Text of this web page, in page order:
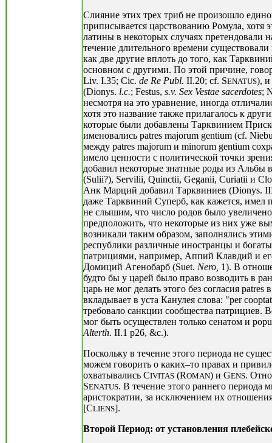
Слияние этих трех триб не произошло
приписывается царствованию Ромула, хотя
латины в некоторых случаях претендовали
течение длительного времени
как две другие вплоть до того, как
основном с другими. По этой причине,
Liv. I.35; Cic. de Re Publ. II.20; cf. SENATUS), и
(Dionys. l.c.; Festus, s.v. Sex Vestae sacerdotes;
несмотря на это уравнение, иногда
хотя это название также прилагалось к
которые были добавлены Тарквинием
именовались patres majorum gentium (cf.
между patres majorum и minorum gentium
имело ценности с политической точки
добавил некоторые знатные роды из Альбы
(Sulii?), Servilii, Quinctii, Geganii, Curiatii и
Анк Марций добавил Тарквиниев (Dionys.
даже Тарквиний Суперб, как кажется,
не слышим, что число родов было
предположить, что некоторые из них уже
возникали таким образом, заполнялись
республики различные иностранцы и
патрициями, например, Аппий Клавдий и
Домиций Агенобарб (Suet. Nero, 1). В
будто бы у царей было право возводить в
царь не мог делать этого без согласия
вкладывает в уста Канулея слова: "per
требовало санкции сообщества патрициев.
мог быть осуществлен только сенатом и
Alterth. II.1 p26, &c.).
Поскольку в течение этого периода не
можем говорить о каких–то правах и
охватывались CIVITAS (ROMAN) и GENS.
SENATUS. В течение этого раннего периода
аристократии, за исключением их
[CLIENS].
Второй Период: от установления